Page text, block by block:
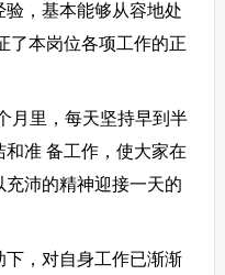
，基本能够从容地处
了本岗位各项工作的正
里，每天坚持早到半
准 备工作，使大家在
沛的精神迎接一天的
，对自身工作已渐渐